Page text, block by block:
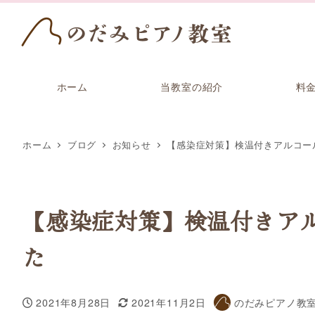
ホーム 当教室の紹介 料
ホーム ブログ お知らせ 【感染症対策】検温付きアルコ
【感染症対策】検温付き
た
投稿日
2021年8月28日
更新日
2021年11月2日
著
のだみピアノ教